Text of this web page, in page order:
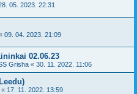
05. 2023. 22:31
09. 04. 2023. 21:09
02.06.23
Grisha « 30. 11. 2022. 11:06
« 17. 11. 2022. 13:59